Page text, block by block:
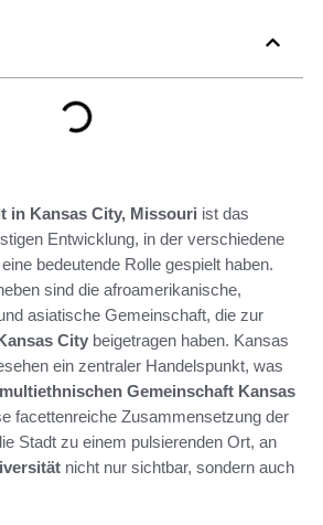
in Kansas City, Missouri ist das
Entwicklung, in der verschiedene
bedeutende Rolle gespielt haben.
sind die afroamerikanische,
asiatische Gemeinschaft, die zur
City beigetragen haben. Kansas
ein zentraler Handelspunkt, was
multiethnischen Gemeinschaft Kansas
facettenreiche Zusammensetzung der
Stadt zu einem pulsierenden Ort, an
nicht nur sichtbar, sondern auch